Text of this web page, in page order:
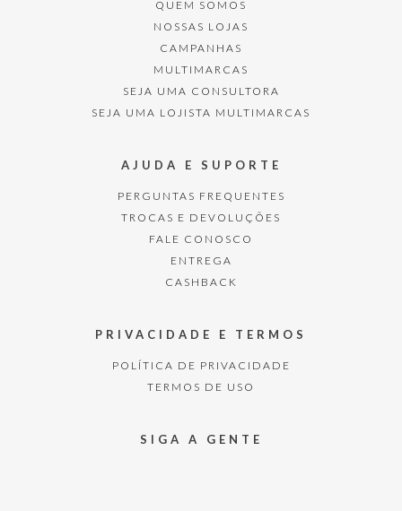
QUEM SOMOS
NOSSAS LOJAS
CAMPANHAS
MULTIMARCAS
SEJA UMA CONSULTORA
SEJA UMA LOJISTA MULTIMARCAS
AJUDA E SUPORTE
PERGUNTAS FREQUENTES
TROCAS E DEVOLUÇÕES
FALE CONOSCO
ENTREGA
CASHBACK
PRIVACIDADE E TERMOS
POLÍTICA DE PRIVACIDADE
TERMOS DE USO
SIGA A GENTE